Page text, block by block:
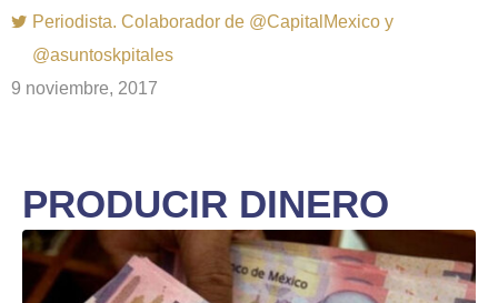
Periodista. Colaborador de @CapitalMexico y
@asuntoskpitales
9 noviembre, 2017
PRODUCIR DINERO